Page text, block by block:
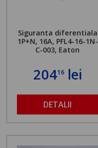
Siguranta diferentiala
1P+N, 16A, PFL4-16-1N-
C-003, Eaton
20416lei
DETALII